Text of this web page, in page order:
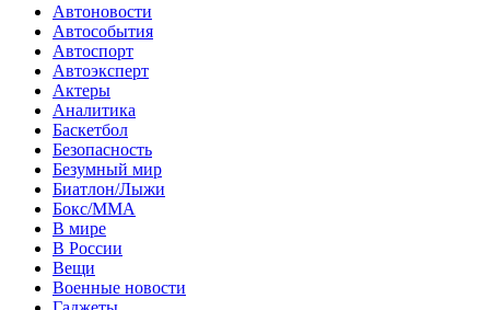
Автоновости
Автособытия
Автоспорт
Автоэксперт
Актеры
Аналитика
Баскетбол
Безопасность
Безумный мир
Биатлон/Лыжи
Бокс/MMA
В мире
В России
Вещи
Военные новости